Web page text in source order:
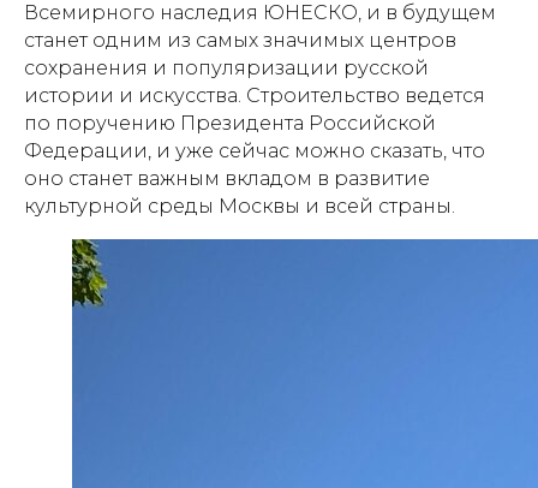
Всемирного наследия ЮНЕСКО, и в будущем
станет одним из самых значимых центров
сохранения и популяризации русской
истории и искусства. Строительство ведется
по поручению Президента Российской
Федерации, и уже сейчас можно сказать, что
оно станет важным вкладом в развитие
культурной среды Москвы и всей страны.